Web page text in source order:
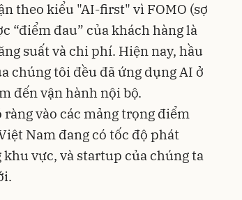
theo kiểu "AI-first" vì FOMO (sợ
“điểm đau” của khách hàng là
suất và chi phí. Hiện nay, hầu
chúng tôi đều đã ứng dụng AI ở
đến vận hành nội bộ.
vào các mảng trọng điểm
Nam đang có tốc độ phát
vực, và startup của chúng ta